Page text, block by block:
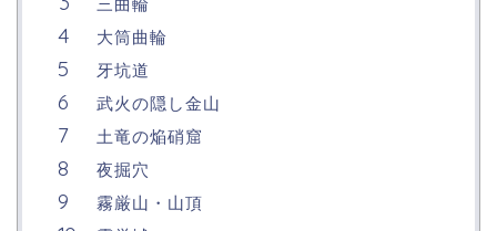
三曲輪
大筒曲輪
牙坑道
武火の隠し金山
土竜の焔硝窟
夜掘穴
霧厳山・山頂